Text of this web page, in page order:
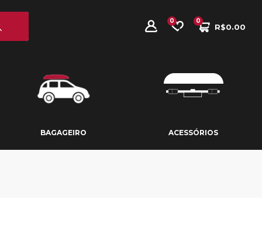
0
R$0.00
0
BAGAGEIRO ACESSÓRIOS